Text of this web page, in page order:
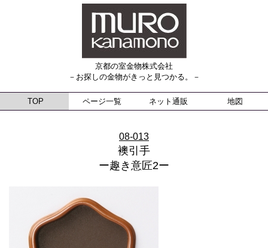
京都の室金物株式会社
－お探しの金物がきっと見つかる。－
TOP ページ一覧 ネット通販 地図
08-013
襖引手
ー趣き意匠2ー